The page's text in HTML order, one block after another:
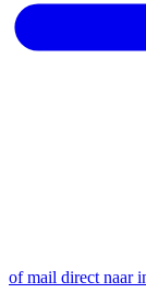
of mail direct naar